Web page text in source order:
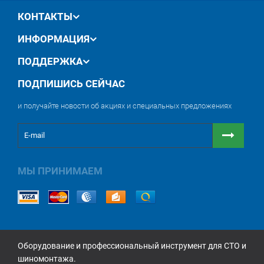
КОНТАКТЫ
ИНФОРМАЦИЯ
ПОДДЕРЖКА
ПОДПИШИСЬ СЕЙЧАС
и получайте новости об акциях и специальных предложениях
МЫ ПРИНИМАЕМ
Оборудование и профессиональный инструмент для СТО и
шиномонтажа.